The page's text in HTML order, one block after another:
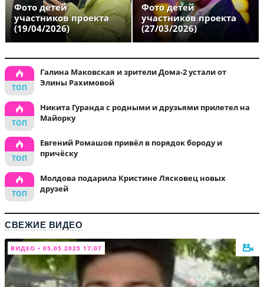
Фото детей
участников проекта
(19/04/2026)
Фото детей
участников проекта
(27/03/2026)
Галина Маковская и зрители Дома-2 устали от
Элины Рахимовой
Никита Гуранда с родными и друзьями прилетел на
Майорку
Евгений Ромашов привёл в порядок бороду и
причёску
Молдова подарила Кристине Лясковец новых
друзей
СВЕЖИЕ ВИДЕО
ВИДЕО • 05.05.2025 17:07